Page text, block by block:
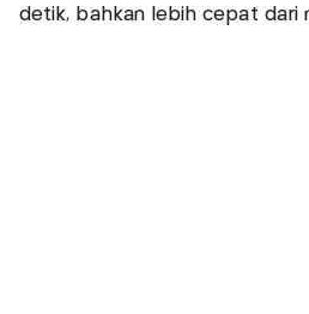
detik, bahkan lebih cepat dari